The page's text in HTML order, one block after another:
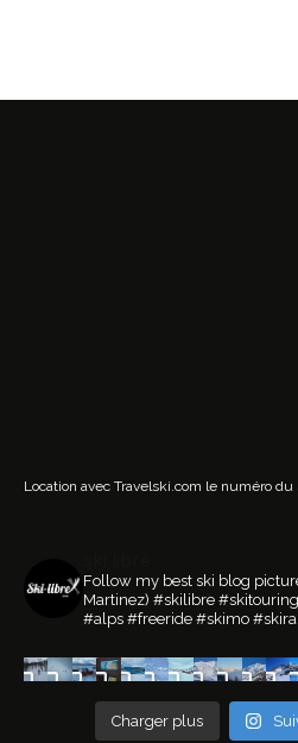
Location avec Travelski.com le numéro du
Follow my best ski blog
Martinez) #skilibre
#alps #freeride #skimo
Charger plus